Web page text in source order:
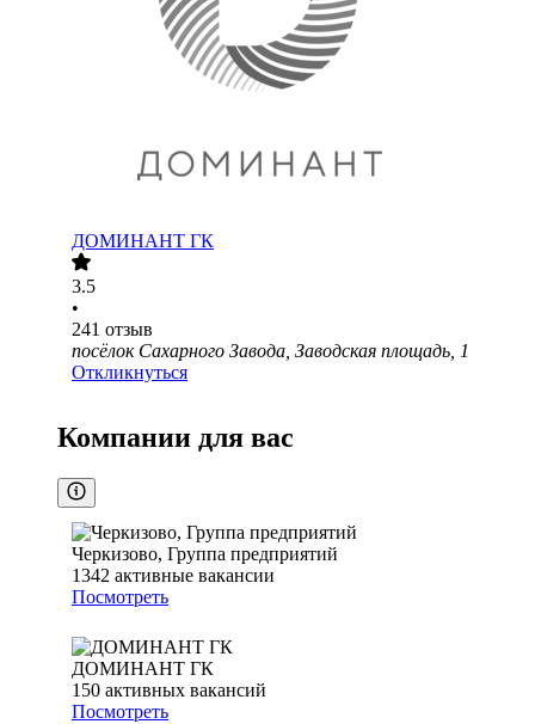
ДОМИНАНТ ГК
3.5
•
241 отзыв
посёлок Сахарного Завода, Заводская площадь, 1
Откликнуться
Компании для вас
Черкизово, Группа предприятий
1342 активные вакансии
Посмотреть
ДОМИНАНТ ГК
150 активных вакансий
Посмотреть